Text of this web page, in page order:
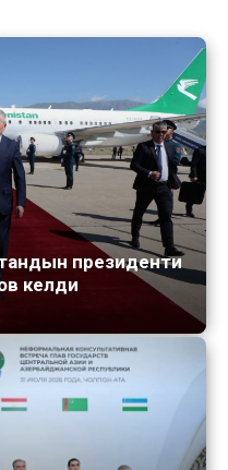
президенти
келди